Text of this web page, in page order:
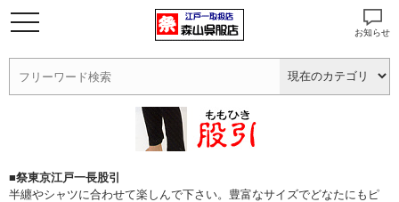
お知らせ
■祭東京江戸一長股引
半纏やシャツに合わせて楽しんで下さい。豊富なサイズでどなたにもピ